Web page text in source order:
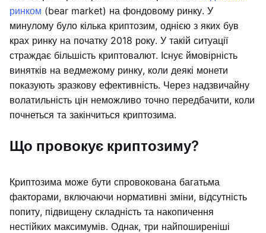
ринком (bear market) на фондовому ринку. У
минулому було кілька криптозим, однією з яких був
крах ринку на початку 2018 року. У такій ситуації
страждає більшість криптовалют. Існує ймовірність
винятків на ведмежому ринку, коли деякі монети
показують зразкову ефективність. Через надзвичайну
волатильність цін неможливо точно передбачити, коли
почнеться та закінчиться криптозима.
Що провокує криптозиму?
Криптозима може бути спровокована багатьма
факторами, включаючи нормативні зміни, відсутність
попиту, підвищену складність та накопичення
нестійких максимумів. Однак, три найпоширеніші